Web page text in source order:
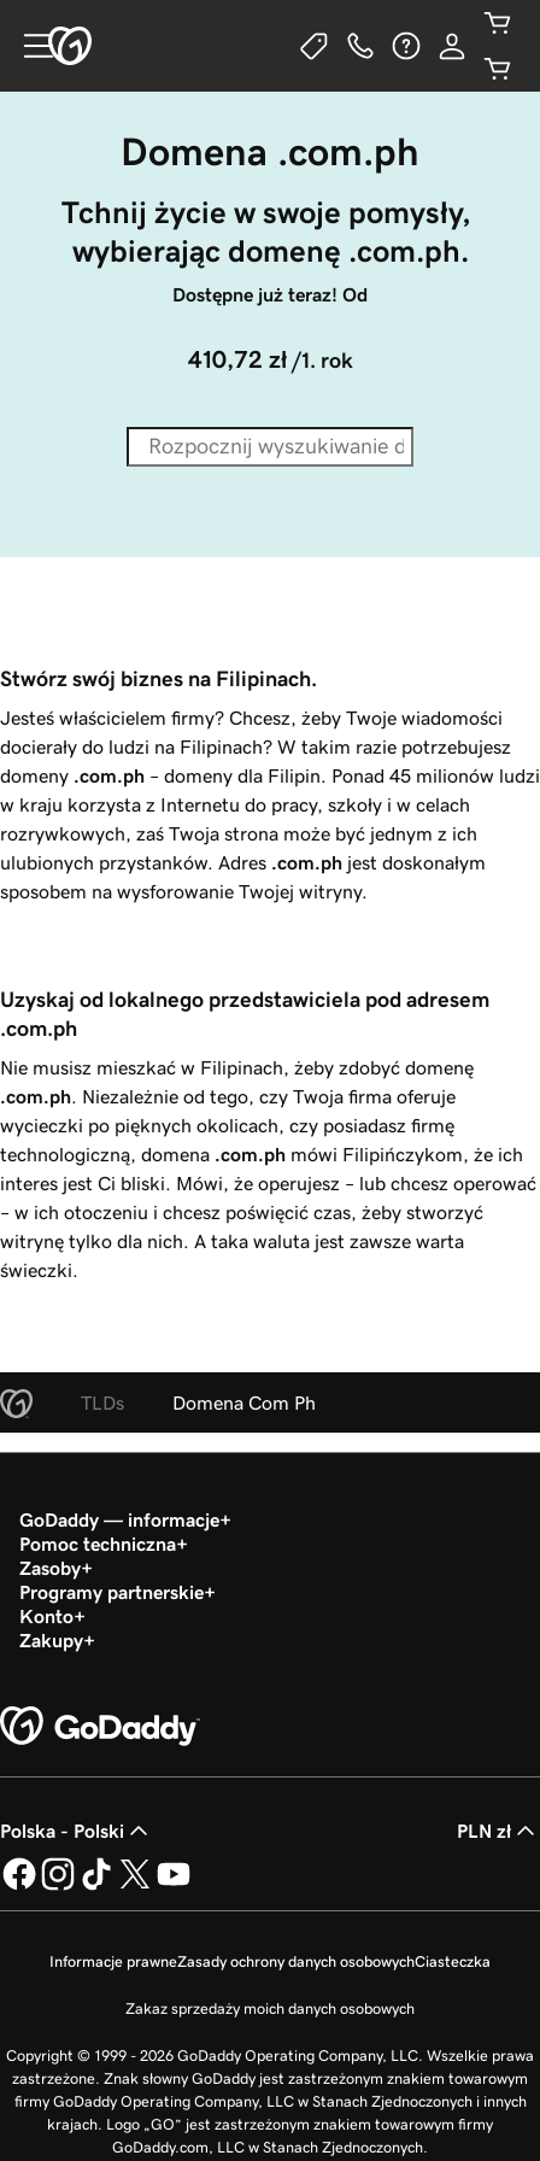
Domena .com.ph
Tchnij życie w swoje pomysły,
wybierając domenę .com.ph.
Dostępne już teraz! Od
410,72 zł /1. rok
Stwórz swój biznes na Filipinach.
Jesteś właścicielem firmy? Chcesz, żeby Twoje wiadomości
docierały do ludzi na Filipinach? W takim razie potrzebujesz
domeny .com.ph – domeny dla Filipin. Ponad 45 milionów ludzi
w kraju korzysta z Internetu do pracy, szkoły i w celach
rozrywkowych, zaś Twoja strona może być jednym z ich
ulubionych przystanków. Adres .com.ph jest doskonałym
sposobem na wysforowanie Twojej witryny.
Uzyskaj od lokalnego przedstawiciela pod adresem
.com.ph
Nie musisz mieszkać w Filipinach, żeby zdobyć domenę
.com.ph . Niezależnie od tego, czy Twoja firma oferuje
wycieczki po pięknych okolicach, czy posiadasz firmę
technologiczną, domena .com.ph mówi Filipińczykom, że ich
interes jest Ci bliski. Mówi, że operujesz – lub chcesz operować
– w ich otoczeniu i chcesz poświęcić czas, żeby stworzyć
witrynę tylko dla nich. A taka waluta jest zawsze warta
świeczki.
TLDs Domena Com Ph
GoDaddy — informacje
Pomoc techniczna
Zasoby
Programy partnerskie
Konto
Zakupy
Polska - Polski PLN zł
Informacje prawneZasady ochrony danych osobowychCiasteczka
Zakaz sprzedaży moich danych osobowych
Copyright © 1999 - 2026 GoDaddy Operating Company, LLC. Wszelkie prawa
zastrzeżone. Znak słowny GoDaddy jest zastrzeżonym znakiem towarowym
firmy GoDaddy Operating Company, LLC w Stanach Zjednoczonych i innych
krajach. Logo „GO” jest zastrzeżonym znakiem towarowym firmy
GoDaddy.com, LLC w Stanach Zjednoczonych.